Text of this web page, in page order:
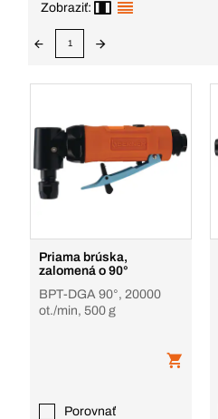
Zobraziť:
1
Priama brúska,
zalomená o 90°
BPT-DGA 90°, 20000
ot./min, 500 g
Porovnať